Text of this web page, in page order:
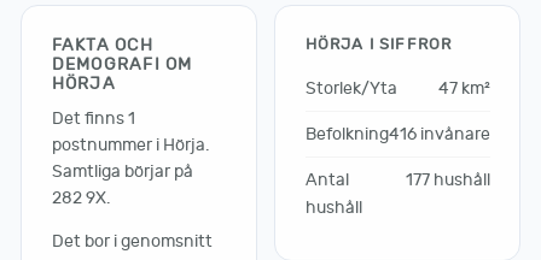
FAKTA OCH
DEMOGRAFI OM
HÖRJA
Det finns 1
postnummer i Hörja.
Samtliga börjar på
282 9X.
Det bor i genomsnitt
HÖRJA I SIFFROR
Storlek/Yta 47 km²
Befolkning416 invånare
Antal
hushåll
177 hushåll